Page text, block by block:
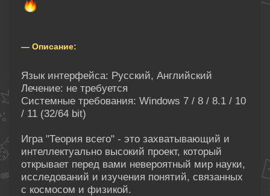
— Описание:
Язык интерфейса: Русский, Английский
Лечение: не требуется
Системные требования: Windows 7 / 8 / 8.1 / 10
/ 11 (32/64 bit)
Игра "Теория всего" - это захватывающий и
интеллектуально высокий проект, который
открывает перед вами невероятный мир науки,
исследований и изучения понятий, связанных
с космосом и физикой.